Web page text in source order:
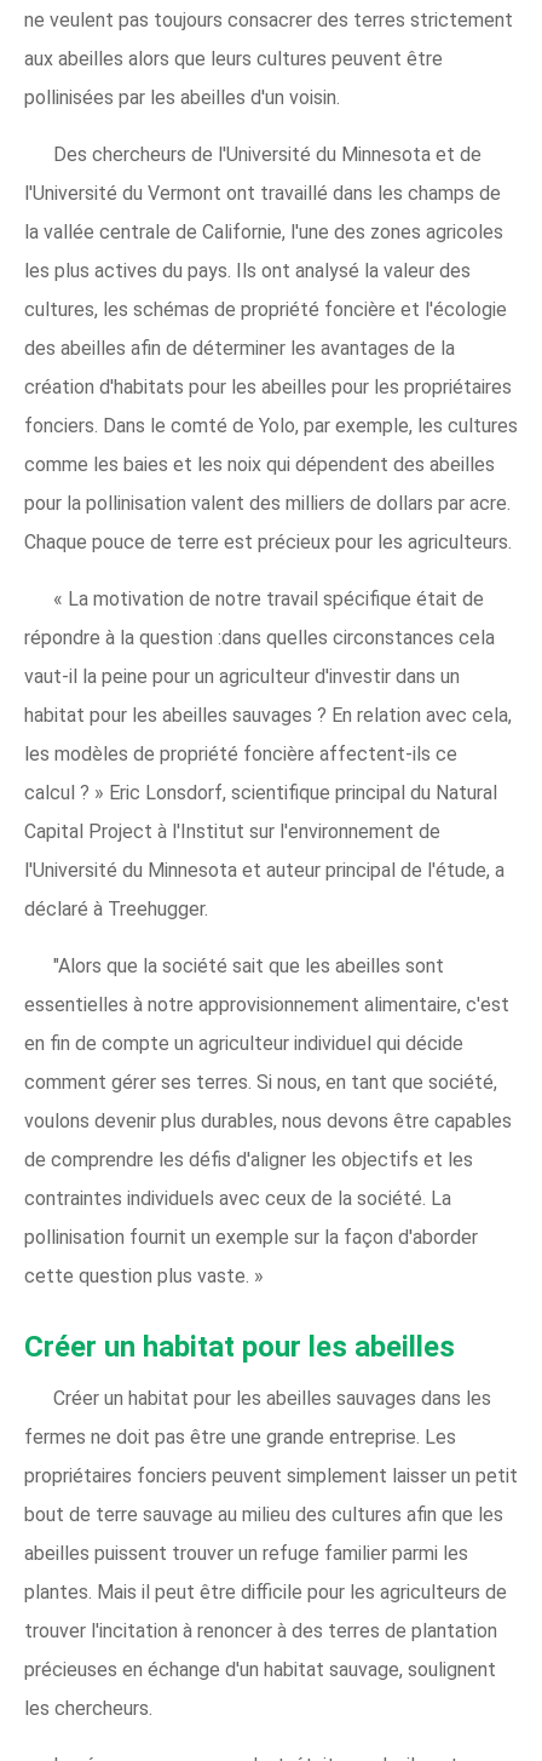
ne veulent pas toujours consacrer des terres strictement
aux abeilles alors que leurs cultures peuvent être
pollinisées par les abeilles d'un voisin.
Des chercheurs de l'Université du Minnesota et de
l'Université du Vermont ont travaillé dans les champs de
la vallée centrale de Californie, l'une des zones agricoles
les plus actives du pays. Ils ont analysé la valeur des
cultures, les schémas de propriété foncière et l'écologie
des abeilles afin de déterminer les avantages de la
création d'habitats pour les abeilles pour les propriétaires
fonciers. Dans le comté de Yolo, par exemple, les cultures
comme les baies et les noix qui dépendent des abeilles
pour la pollinisation valent des milliers de dollars par acre.
Chaque pouce de terre est précieux pour les agriculteurs.
« La motivation de notre travail spécifique était de
répondre à la question :dans quelles circonstances cela
vaut-il la peine pour un agriculteur d'investir dans un
habitat pour les abeilles sauvages ? En relation avec cela,
les modèles de propriété foncière affectent-ils ce
calcul ? » Eric Lonsdorf, scientifique principal du Natural
Capital Project à l'Institut sur l'environnement de
l'Université du Minnesota et auteur principal de l'étude, a
déclaré à Treehugger.
"Alors que la société sait que les abeilles sont
essentielles à notre approvisionnement alimentaire, c'est
en fin de compte un agriculteur individuel qui décide
comment gérer ses terres. Si nous, en tant que société,
voulons devenir plus durables, nous devons être capables
de comprendre les défis d'aligner les objectifs et les
contraintes individuels avec ceux de la société. La
pollinisation fournit un exemple sur la façon d'aborder
cette question plus vaste. »
Créer un habitat pour les abeilles
Créer un habitat pour les abeilles sauvages dans les
fermes ne doit pas être une grande entreprise. Les
propriétaires fonciers peuvent simplement laisser un petit
bout de terre sauvage au milieu des cultures afin que les
abeilles puissent trouver un refuge familier parmi les
plantes. Mais il peut être difficile pour les agriculteurs de
trouver l'incitation à renoncer à des terres de plantation
précieuses en échange d'un habitat sauvage, soulignent
les chercheurs.